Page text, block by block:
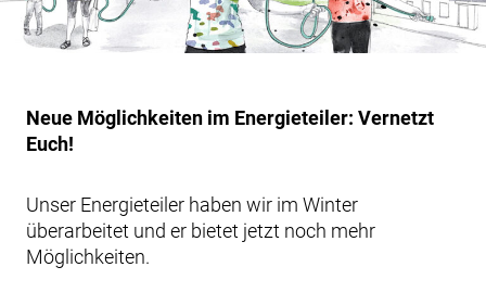
Neue Möglichkeiten im Energieteiler: Vernetzt
Euch!
Unser Energieteiler haben wir im Winter
überarbeitet und er bietet jetzt noch mehr
Möglichkeiten.